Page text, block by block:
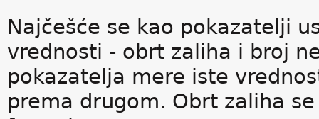
Najčešće se kao pokazatelji
vrednosti - obrt zaliha i broj
pokazatelja mere iste
prema drugom. Obrt zaliha